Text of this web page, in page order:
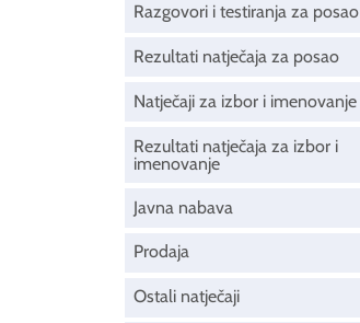
Razgovori i testiranja za posao
Rezultati natječaja za posao
Natječaji za izbor i imenovanje
Rezultati natječaja za izbor i
imenovanje
Javna nabava
Prodaja
Ostali natječaji